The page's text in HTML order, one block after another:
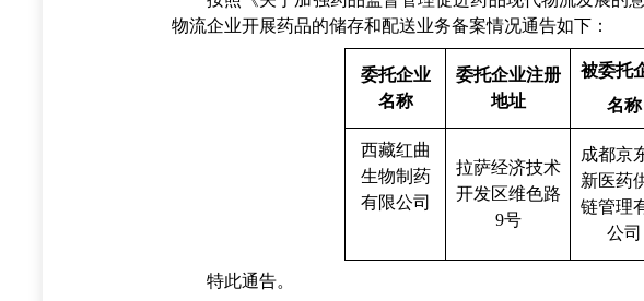
物流企业开展药品的储存和配送业务备案情况通告如下：
委托企业
名称
委托企业注册
地址
被委托
名称
西藏红曲
生物制药
有限公司
拉萨经济技术
开发区维色路
9号
成都京
新医药
链管理
公司
特此通告。